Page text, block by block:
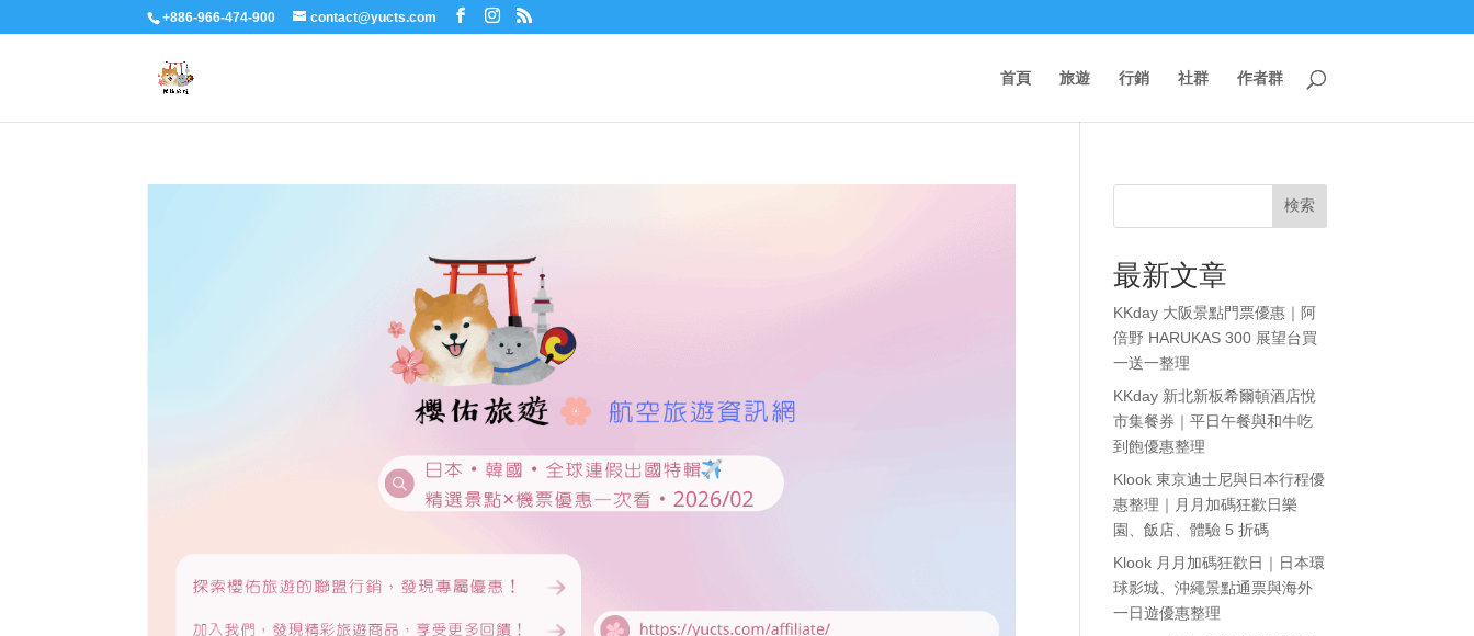
+886-966-474-900 contact@yucts.com
首頁 旅遊 行銷 社群 作者群
検索
最新文章
KKday 大阪景點門票優惠｜阿
倍野 HARUKAS 300 展望台買
一送一整理
KKday 新北新板希爾頓酒店悅
市集餐券｜平日午餐與和牛吃
到飽優惠整理
Klook 東京迪士尼與日本行程優
惠整理｜月月加碼狂歡日樂
園、飯店、體驗 5 折碼
Klook 月月加碼狂歡日｜日本環
球影城、沖繩景點通票與海外
一日遊優惠整理